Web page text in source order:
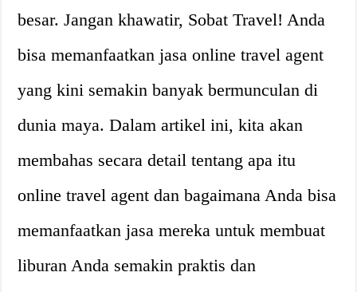
besar. Jangan khawatir, Sobat Travel! Anda
bisa memanfaatkan jasa online travel agent
yang kini semakin banyak bermunculan di
dunia maya. Dalam artikel ini, kita akan
membahas secara detail tentang apa itu
online travel agent dan bagaimana Anda bisa
memanfaatkan jasa mereka untuk membuat
liburan Anda semakin praktis dan